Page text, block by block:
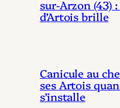
sur-Arzon (43)
d’Artois brille
Canicule au
ses Artois
s’installe